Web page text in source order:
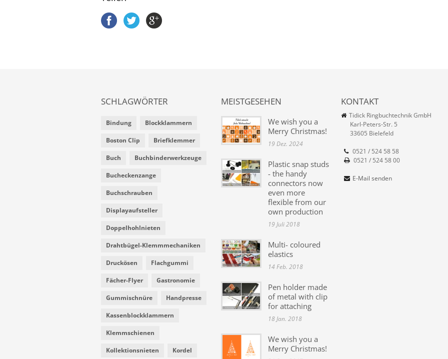
SCHLAGWÖRTER
Bindung Blockklammern
Boston Clip Briefklemmer
Buch Buchbinderwerkzeuge
Bucheckenzange
Buchschrauben
Displayaufsteller
Doppelhohlnieten
Drahtbügel-Klemmmechaniken
Druckösen Flachgummi
Fächer-Flyer Gastronomie
Gummischnüre Handpresse
Kassenblockklammern
Klemmschienen
Kollektionsnieten Kordel
MEISTGESEHEN
We wish you a
Merry Christmas!
19 Dez. 2024
Plastic snap studs
- the handy
connectors now
even more
flexible from our
own production
19 Juli 2018
Multi- coloured
elastics
14 Feb. 2018
Pen holder made
of metal with clip
for attaching
18 Jan. 2018
We wish you a
Merry Christmas!
KONTAKT
Tidick Ringbuchtechnik GmbH
Karl-Peters-Str. 5
33605 Bielefeld
0521 / 524 58 58
0521 / 524 58 00
E-Mail senden